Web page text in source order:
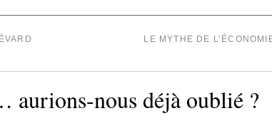
LE MYTHE DE
aurions-nous déjà oublié ?